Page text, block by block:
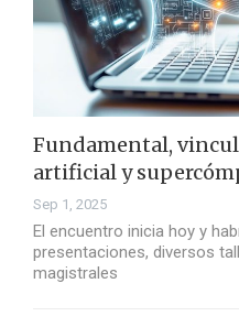
Fundamental,
artificial y
Sep 1, 2025
El encuentro inicia hoy y
presentaciones, diversos
magistrales